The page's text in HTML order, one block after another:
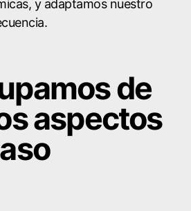
y adaptamos nuestro
de
aspectos